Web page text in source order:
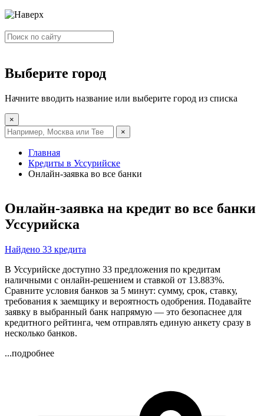
Выберите город
Начните вводить название или выберите город из списка
×
×
Главная
Кредиты в Уссурийске
Онлайн-заявка во все банки
Онлайн-заявка на кредит во все банки
Уссурийска
Найдено 33 кредита
В Уссурийске доступно 33 предложения по кредитам
наличными с онлайн-решением и ставкой от 13.883%.
Сравните условия банков за 5 минут: сумму, срок, ставку,
требования к заемщику и вероятность одобрения. Подавайте
заявку в выбранный банк напрямую — это безопаснее для
кредитного рейтинга, чем отправлять единую анкету сразу в
несколько банков.
...подробнее